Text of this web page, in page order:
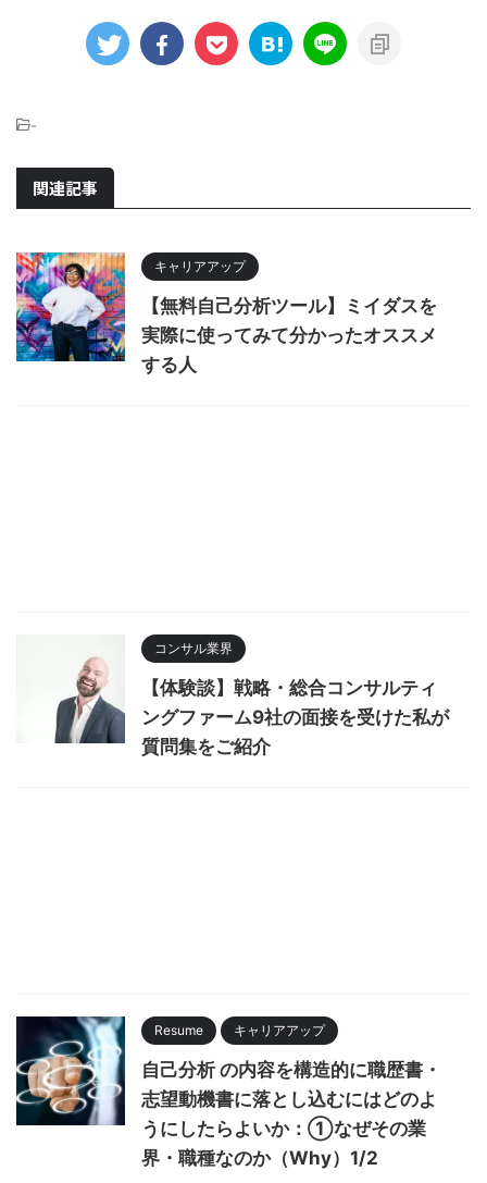
-
関連記事
キャリアアップ
【無料自己分析ツール】ミイダスを
実際に使ってみて分かったオススメ
する人
コンサル業界
【体験談】戦略・総合コンサルティ
ングファーム9社の面接を受けた私が
質問集をご紹介
Resume キャリアアップ
自己分析 の内容を構造的に職歴書・
志望動機書に落とし込むにはどのよ
うにしたらよいか：①なぜその業
界・職種なのか（Why）1/2